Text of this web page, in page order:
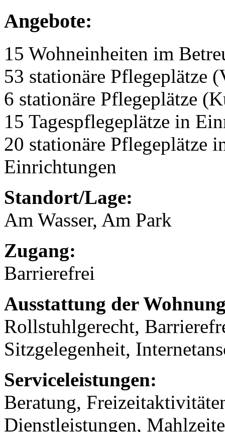
Angebote:
15 Wohneinheiten im
53 stationäre Pflegeplätze
6 stationäre Pflegeplätze
15 Tagespflegeplätze in
20 stationäre Pflegeplätze
Einrichtungen
Standort/Lage:
Am Wasser, Am Park
Zugang:
Barrierefrei
Ausstattung der
Rollstuhlgerecht,
Sitzgelegenheit,
Serviceleistungen:
Beratung,
Dienstleistungen,